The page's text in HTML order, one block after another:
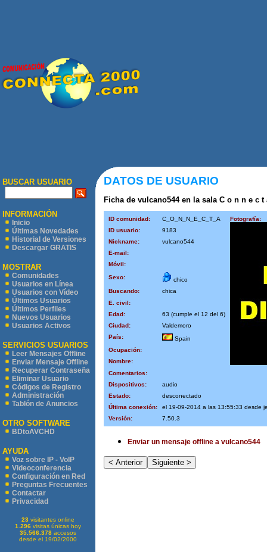
BUSCAR USUARIO
INFORMACIÓN
Inicio
Últimas Novedades
Historial de Versiones
Descargar GRATIS
MOSTRAR
Comunidades
Usuarios en Línea
Usuarios con Vídeo
Últimos Usuarios
Últimos Perfiles
Nuevos Usuarios
Usuarios Activos
SERVICIOS USUARIOS
Leer Mensajes Offline
Enviar Mensaje Offline
Recuperar Contraseña
Eliminar Usuario
Códigos de Registro
Administración
Tablón de Anuncios
OTRO SOFTWARE
BDtoAVCHD
AYUDA
Voz sobre IP - VoIP
Videoconferencia
Configuración en Red
Preguntas Frecuentes
Contactar
Privacidad
23 visitantes online
1.296visitas únicas hoy
35.566.378accesos
desde el 19/02/2000
DATOS DE USUARIO
Ficha de vulcano544 en la sala C o n n e c t
ID comunidad: C_O_N_N_E_C_T_A
Fotografía:
ID usuario:
9183
Nickname:
vulcano544
E-mail:
Móvil:
Sexo:
chico
Buscando:
chica
E. civil:
Edad:
63 (cumple el 12 del 6)
Ciudad:
Valdemoro
País:
Spain
Ocupación:
Nombre:
Comentarios:
Dispositivos:
audio
Estado:
desconectado
Última conexión:
el 19-09-2014 a las 13:55:33 desde
Versión:
7.50.3
Enviar un mensaje offline a vulcano544